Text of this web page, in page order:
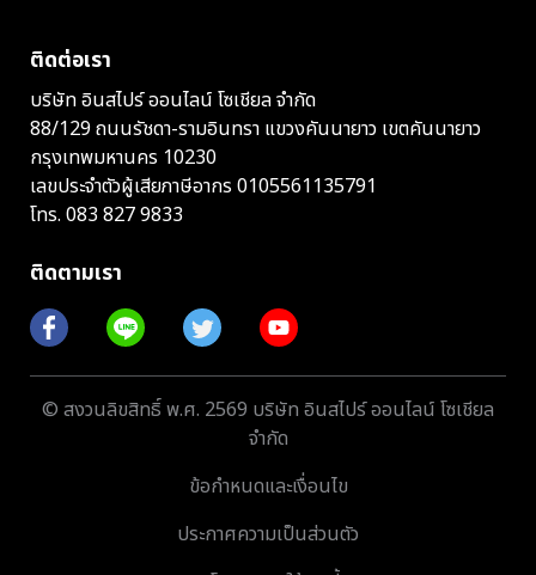
ติดต่อเรา
บริษัท อินสไปร์ ออนไลน์ โซเชียล จำกัด
88/129 ถนนรัชดา-รามอินทรา แขวงคันนายาว เขตคันนายาว
กรุงเทพมหานคร 10230
เลขประจำตัวผู้เสียภาษีอากร 0105561135791
โทร. 083 827 9833
ติดตามเรา
© สงวนลิขสิทธิ์ พ.ศ. 2569 บริษัท อินสไปร์ ออนไลน์ โซเชียล
จำกัด
ข้อกำหนดและเงื่อนไข
ประกาศความเป็นส่วนตัว